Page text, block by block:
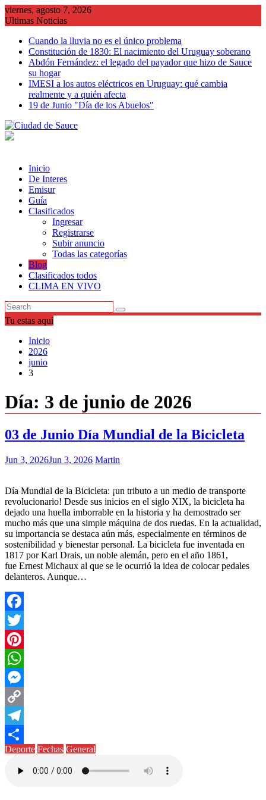
Saltar
al
viernes, agosto 7, 2026
Ultimas Noticias
Cuando la lluvia no es el único problema
Constitución de 1830: El nacimiento del Uruguay soberano
Abdón Fernández: el legado del payador que hizo de Sauce
su hogar
IMESI a los autos eléctricos en Uruguay: qué cambia
realmente y a quién afecta
19 de Junio "Día de los Abuelos"
Inicio
De Interes
Emisur
Guía
Clasificados
Ingresar
Registrarse
Subir anuncio
Todas las categorías
Blog
Clasificados todos
CLIMA EN VIVO
Tu estas aquí
Inicio
2026
junio
3
Día: 3 de junio de 2026
03 de Junio Día Mundial de la Bicicleta
Jun 3, 2026Jun 3, 2026 Martin
Día Mundial de la Bicicleta: ¡un tributo a un medio de transporte
revolucionario! Desde sus inicios en el siglo XIX, la bicicleta ha
dejado una huella imborrable en la historia y ha demostrado ser
mucho más que una simple máquina de dos ruedas. En la actualidad,
su importancia se destaca aún más, especialmente en términos de
sostenibilidad y bienestar personal. La bicicleta fue inventada en
1817 por Karl Drais, un noble alemán, pero en el año 1861,
fue Ernest Michaux al que se le ocurrió la idea de colocar pedales
delanteros. Aunque…
Facebook
Twitter
Pinterest
WhatsApp
Messenger
Copy
Link
Telegram
Compartir
Deporte Fechas General